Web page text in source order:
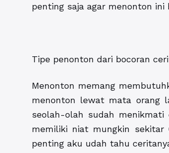
penting saja agar menonton ini
Tipe penonton dari bocoran
Menonton memang
menonton lewat mata orang
seolah-olah sudah menikmati
memiliki niat mungkin sekitar
penting aku udah tahu